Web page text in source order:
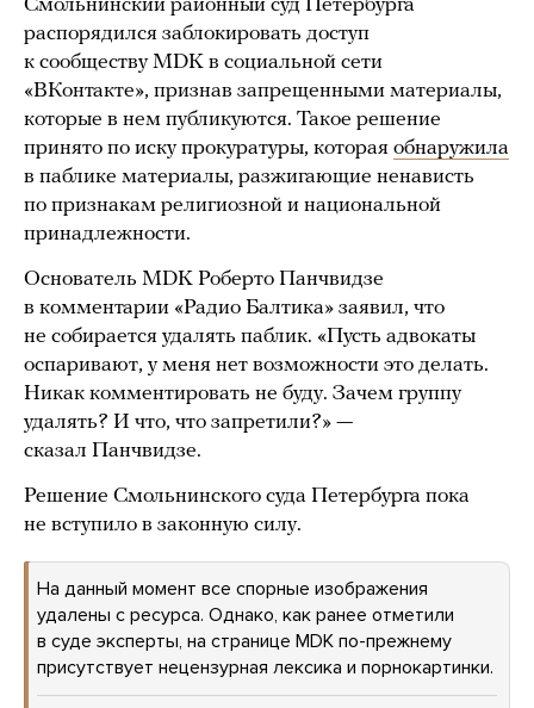
Смольнинский районный суд Петербурга
распорядился заблокировать доступ
к сообществу MDK в социальной сети
«ВКонтакте», признав запрещенными материалы,
которые в нем публикуются. Такое решение
принято по иску прокуратуры, которая обнаружила
в паблике материалы, разжигающие ненависть
по признакам религиозной и национальной
принадлежности.
Основатель MDK Роберто Панчвидзе
в комментарии «Радио Балтика» заявил, что
не собирается удалять паблик. «Пусть адвокаты
оспаривают, у меня нет возможности это делать.
Никак комментировать не буду. Зачем группу
удалять? И что, что запретили?» —
сказал Панчвидзе.
Решение Смольнинского суда Петербурга пока
не вступило в законную силу.
На данный момент все спорные изображения
удалены с ресурса. Однако, как ранее отметили
в суде эксперты, на странице MDK по-прежнему
присутствует нецензурная лексика и порнокартинки.